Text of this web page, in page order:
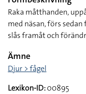
Raka måtthanden,
med näsan, förs
slås framåt och
Ämne
Djur > fågel
Lexikon-ID:00895